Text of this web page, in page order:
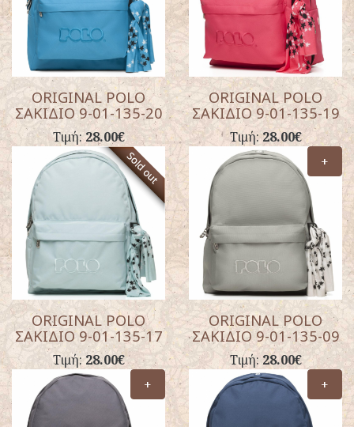
ORIGINAL POLO
ΣΑΚΙΔΙΟ 9-01-135-20
Τιμή:28.00€
ORIGINAL POLO
ΣΑΚΙΔΙΟ 9-01-135-19
Τιμή:28.00€
ORIGINAL POLO
ΣΑΚΙΔΙΟ 9-01-135-17
Τιμή:28.00€
+
ORIGINAL POLO
ΣΑΚΙΔΙΟ 9-01-135-09
Τιμή: 28.00€
+
+